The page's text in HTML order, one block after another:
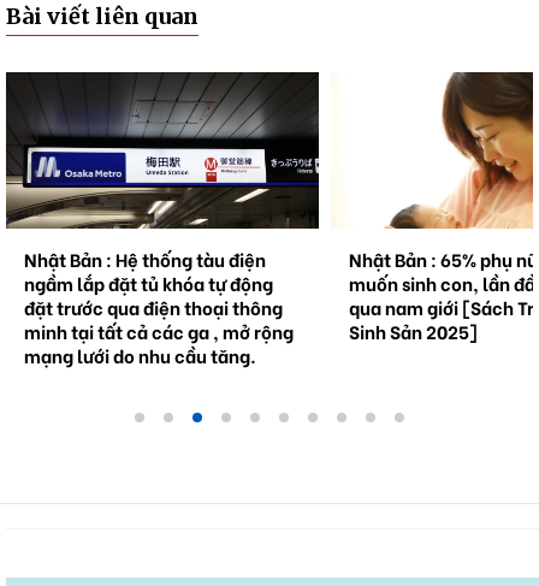
Bài viết liên quan
Bản : Hệ thống tàu điện
lắp đặt tủ khóa tự động
trước qua điện thoại thông
tại tất cả các ga , mở rộng
lưới do nhu cầu tăng.
Nhật Bản : 65% phụ nữ
muốn sinh con, lần đầu
qua nam giới [Sách Trắng
Sinh Sản 2025]